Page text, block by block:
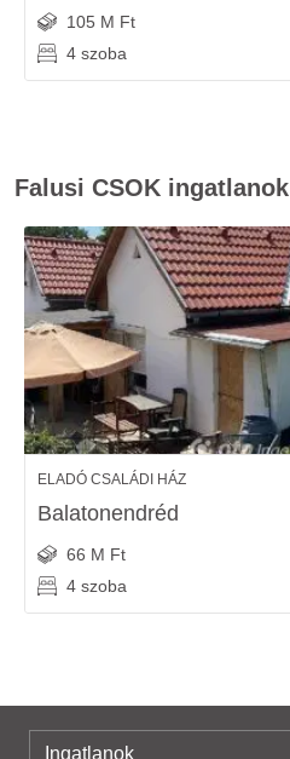
105 M Ft
4 szoba
Falusi CSOK ingatlanok
ELADÓ CSALÁDI HÁZ
Balatonendréd
66 M Ft
4 szoba
Ingatlanok